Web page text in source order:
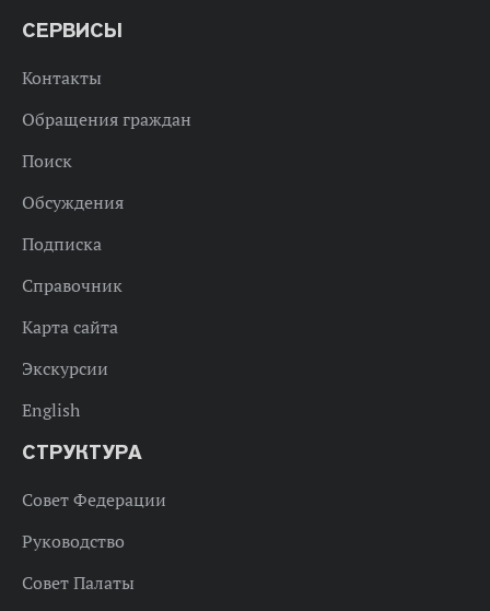
СЕРВИСЫ
Контакты
Обращения граждан
Поиск
Обсуждения
Подписка
Справочник
Карта сайта
Экскурсии
English
СТРУКТУРА
Совет Федерации
Руководство
Совет Палаты